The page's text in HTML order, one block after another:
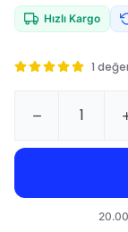
Hızlı Kargo
1